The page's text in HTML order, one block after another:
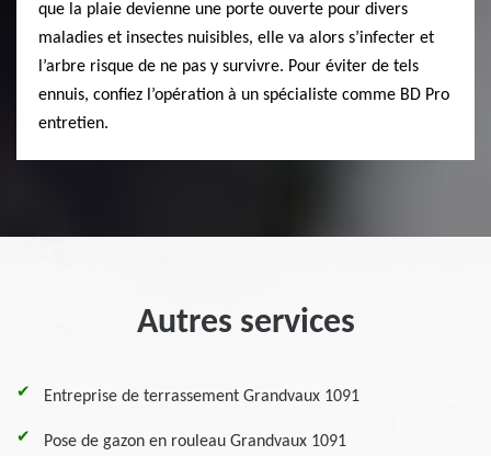
que la plaie devienne une porte ouverte pour divers
maladies et insectes nuisibles, elle va alors s’infecter et
l’arbre risque de ne pas y survivre. Pour éviter de tels
ennuis, confiez l’opération à un spécialiste comme BD Pro
entretien.
Autres services
Entreprise de terrassement Grandvaux 1091
Pose de gazon en rouleau Grandvaux 1091